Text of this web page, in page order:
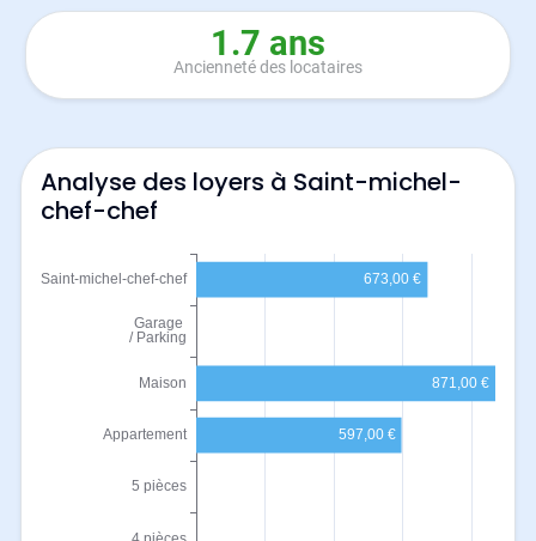
1.7 ans
Ancienneté des locataires
Analyse des loyers à Saint-michel-
chef-chef